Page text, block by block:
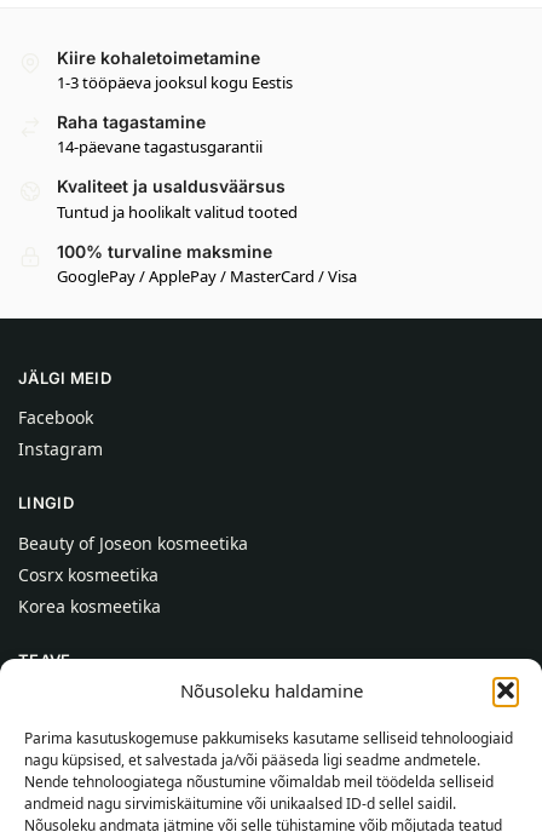
Nõusoleku haldamine
Parima kasutuskogemuse pakkumiseks kasutame selliseid tehnoloogiaid
nagu küpsised, et salvestada ja/või pääseda ligi seadme andmetele.
Nende tehnoloogiatega nõustumine võimaldab meil töödelda selliseid
andmeid nagu sirvimiskäitumine või unikaalsed ID-d sellel saidil.
Nõusoleku andmata jätmine või selle tühistamine võib mõjutada teatud
Kiire kohaletoimetamine
1-3 tööpäeva jooksul kogu Eestis
Raha tagastamine
14-päevane tagastusgarantii
Kvaliteet ja usaldusväärsus
Tuntud ja hoolikalt valitud tooted
100% turvaline maksmine
GooglePay / ApplePay / MasterCard / Visa
JÄLGI MEID
Facebook
Instagram
LINGID
Beauty of Joseon kosmeetika
Cosrx kosmeetika
Korea kosmeetika
TEAVE
Kontaktid
Abi
TEAVE OSTJALE